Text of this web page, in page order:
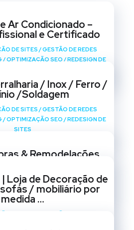
Ar Condicionado –
e Certificado
DE SITES /GESTÃO DE REDES
/OPTIMIZAÇÃO SEO /REDESIGN DE
/ Inox / Ferro /
/Soldagem
DE SITES /GESTÃO DE REDES
/OPTIMIZAÇÃO SEO /REDESIGN DE
SITES
& Remodelações
OPTIMIZAÇÃO SEO/ REDESIGN DE
SITES
Loja de Decoração de
/ mobiliário por
medida …